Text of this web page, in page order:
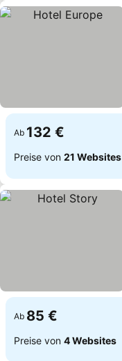
Ab 132 €
Preise von 21 Websites
Ab 85 €
Preise von 4 Websites